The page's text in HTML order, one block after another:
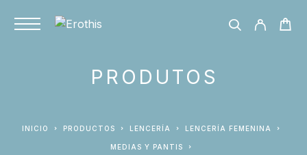
PRODUTOS
INICIO PRODUCTOS LENCERÍA LENCERÍA FEMENINA
MEDIAS Y PANTIS